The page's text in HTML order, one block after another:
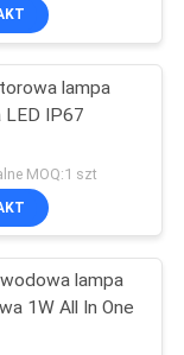
lampa
LED IP67
MOQ:1 szt
lampa
1W All In One